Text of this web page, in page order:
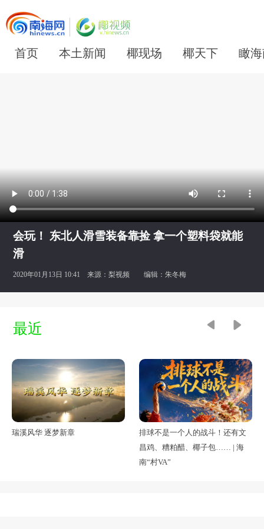
首页 本土新闻 椰现场 椰天下 瞰
会玩！ 东北人滑雪装备靠捡 拿一个塑料袋就能
滑
2020年01月13日 10:41 来源：梨视频 编辑：朱冬梅
最近
瑞溪风华 逐梦新章
排球不是一个人的战斗！还有文
昌鸡、糟粕醋、椰子包…… | 海
南“村VA”